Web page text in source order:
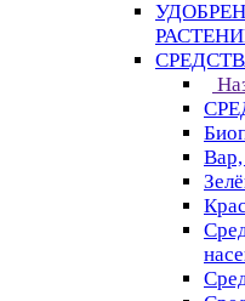
Вар,